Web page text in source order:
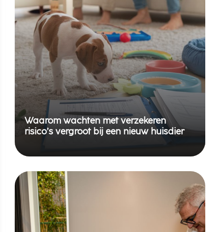
Waarom wachten met verzekeren
risico’s vergroot bij een nieuw huisdier